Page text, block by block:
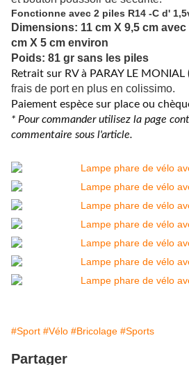
Fonctionne avec 2 piles R14 -C d'
Dimensions: 11 cm X 9,5 cm
cm X 5 cm environ
Poids: 81 gr sans les piles
Retrait sur RV à PARAY LE
frais de port en plus en colissimo.
Paiement espèce sur place ou
* Pour commander utilisez la page
commentaire sous l'article.
#Sport #Vélo #Bricolage #Sports
Partager